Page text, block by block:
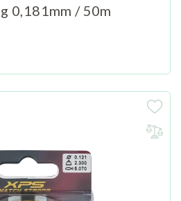
0,181mm / 50m